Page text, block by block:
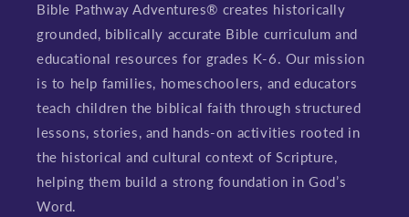
Bible Pathway Adventures® creates historically
grounded, biblically accurate Bible curriculum and
educational resources for grades K-6. Our mission
is to help families, homeschoolers, and educators
teach children the biblical faith through structured
lessons, stories, and hands-on activities rooted in
the historical and cultural context of Scripture,
helping them build a strong foundation in God’s
Word.